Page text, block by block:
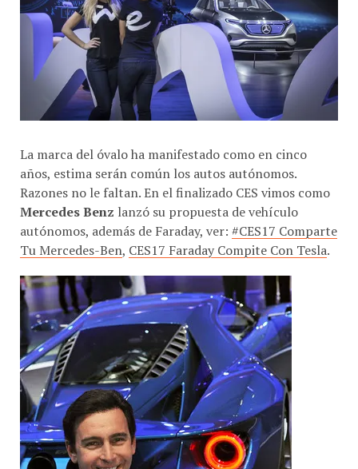
años, estima serán común los autos autónomos.
Razones no le faltan. En el finalizado CES vimos como
Mercedes Benzlanzó su propuesta de vehículo
autónomos, además de Faraday, ver: #CES17 Comparte
Tu Mercedes-Ben,CES17 Faraday Compite Con Tesla.